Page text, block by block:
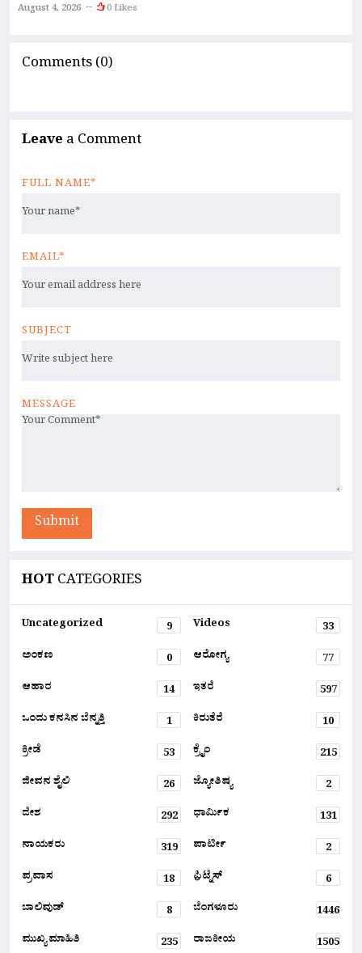
August 4, 2026 0 Likes
Comments (0)
Leave a Comment
FULL NAME*
EMAIL*
SUBJECT
MESSAGE
Submit
HOTCATEGORIES
Uncategorized 9 Videos
33
ಅಂಕಣ
0 ಆರೋಗ್ಯ
77
ಆಹಾರ
14 ಇತರೆ
597
ಒಂದು ಕನಸಿನ ಬೆನ್ನತ್ತಿ
1 ಕಿರುತೆರೆ
10
ಕ್ರೀಡೆ
53 ಕ್ರೈಂ
215
ಜೀವನ ಶೈಲಿ
26 ಜ್ಯೋತಿಷ್ಯ
2
ದೇಶ
292 ಧಾರ್ಮಿಕ
131
ನಾಯಕರು
319 ಪಾರ್ಟೀ
2
ಪ್ರವಾಸ
18 ಫ಼ಿಟ್ನೆಸ್
6
ಬಾಲಿವುಡ್
8 ಬೆಂಗಳೂರು
1446
ಮುಖ್ಯ ಮಾಹಿತಿ
235 ರಾಜಕೀಯ
1505